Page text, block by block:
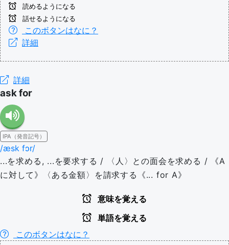
読めるようになる
話せるようになる
このボタンはなに？
詳細
詳細
ask for
IPA（発音記号）
/æsk fɔr/
...を求める, ...を要求する / 〈人〉との面会を求める / 《A
に対して》〈ある金額〉を請求する《... for A》
意味を覚える
単語を覚える
このボタンはなに？